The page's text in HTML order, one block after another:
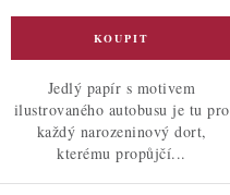
Jedlý papír s motivem
ilustrovaného autobusu je tu pro
každý narozeninový dort,
kterému propůjčí...